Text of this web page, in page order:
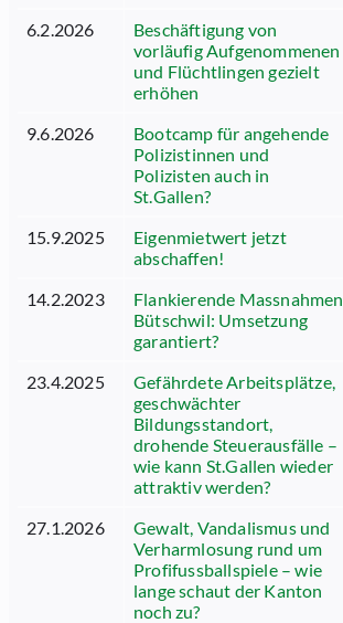
6.2.2026
Beschäftigung von
vorläufig Aufgenommenen
und Flüchtlingen gezielt
erhöhen
9.6.2026
Bootcamp für angehende
Polizistinnen und
Polizisten auch in
St.Gallen?
15.9.2025
Eigenmietwert jetzt
abschaffen!
14.2.2023
Flankierende Massnahmen
Bütschwil: Umsetzung
garantiert?
23.4.2025
Gefährdete Arbeitsplätze,
geschwächter
Bildungsstandort,
drohende Steuerausfälle –
wie kann St.Gallen wieder
attraktiv werden?
27.1.2026
Gewalt, Vandalismus und
Verharmlosung rund um
Profifussballspiele – wie
lange schaut der Kanton
noch zu?